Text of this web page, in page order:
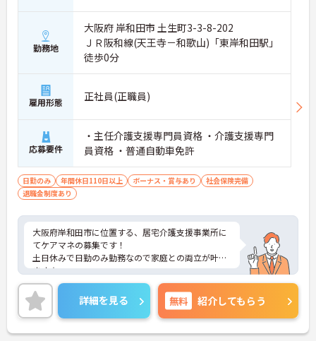
勤務地
大阪府 岸和田市 土生町3-3-8-202
ＪＲ阪和線(天王寺－和歌山)「東岸和田駅」
徒歩0分
雇用形態 正社員(正職員)
応募要件
・主任介護支援専門員資格 ・介護支援専門
員資格 ・普通自動車免許
日勤のみ 年間休日110日以上 ボーナス・賞与あり
社会保険完備
退職金制度あり
大阪府岸和田市に位置する、居宅介護支援事業所に
てケアマネの募集です！
土日休みで日勤のみ勤務なので家庭との両立が叶い
ます☆
また、駅から徒歩5分の立地なので、通勤らくらく
です♪
ご興味のある方には、面接対策ポイントなど、さら
に詳細をご案内しますのでお気軽にご相談くださ
い！
詳細を見る 無料 紹介してもらう